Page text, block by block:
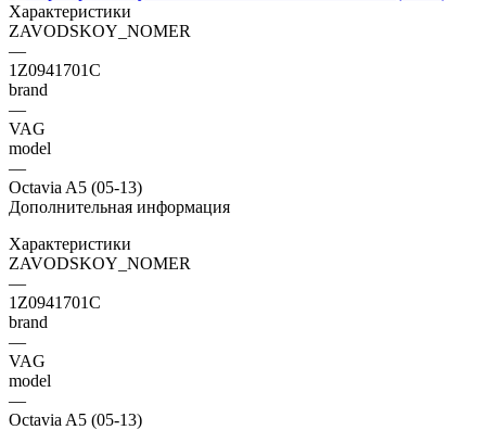
Характеристики
ZAVODSKOY_NOMER
—
1Z0941701C
brand
—
VAG
model
—
Octavia A5 (05-13)
Дополнительная информация
Характеристики
ZAVODSKOY_NOMER
—
1Z0941701C
brand
—
VAG
model
—
Octavia A5 (05-13)